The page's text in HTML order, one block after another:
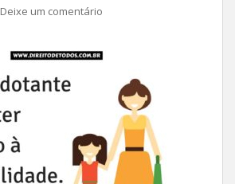
Deixe um comentário